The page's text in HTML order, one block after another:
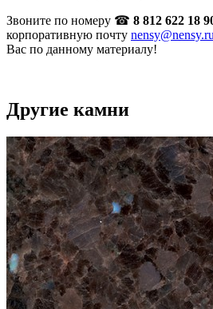
Звоните по номеру ☎ 8 812 622 18
корпоративную почту nensy@nensy.ru
Вас по данному материалу!
Другие камни